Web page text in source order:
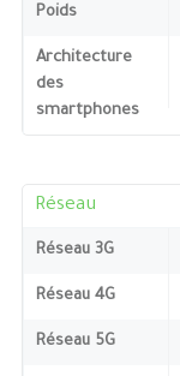
Poids
Architecture
des
smartphones
Réseau
Réseau 3G
Réseau 4G
Réseau 5G